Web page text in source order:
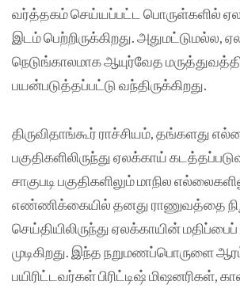
வர்த்தகம் செய்யப்பட்ட பொருள்களில்
இடம் பெற்றிருக்கிறது. அதுமட்டுமல்ல,
நெடுங்காலமாக ஆயுர்வேத
பயன்படுத்தப்பட்டு வந்திருக்கிறது.
திருவிதாங்கூர் ராச்சியம், தங்களது
பகுதிகளிலிருந்து ஏலக்காய்
சாகுபடி பகுதிகளிலும் மாநில
எண்ணிக்கையில் தனது ராணுவத்தை
செய்தியிலிருந்து ஏலக்காயின்
முடிகிறது. இந்த நறுமணப்பொருளை
பயிரிட்டவர்கள் பிரிட்டிஷ் மிஷனரிகள்,